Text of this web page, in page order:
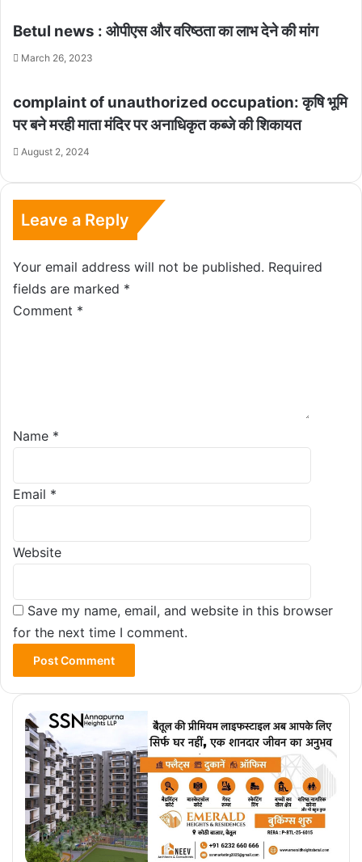
Betul news : ओपीएस और वरिष्ठता का लाभ देने की मांग
March 26, 2023
complaint of unauthorized occupation: कृषि भूमि
पर बने मरही माता मंदिर पर अनाधिकृत कब्जे की शिकायत
August 2, 2024
Leave a Reply
Your email address will not be published. Required
fields are marked *
Comment *
Name *
Email *
Website
Save my name, email, and website in this browser
for the next time I comment.